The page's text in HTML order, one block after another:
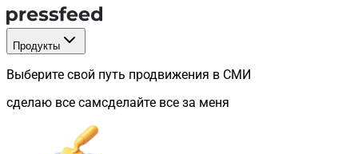
Продукты
Выберите свой путь продвижения в СМИ
сделаю все самсделайте все за меня